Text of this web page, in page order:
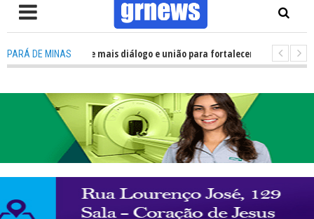
PARÁ DE MINAS
precisa de mais diálogo e união para fortalecer Minas e Pará de